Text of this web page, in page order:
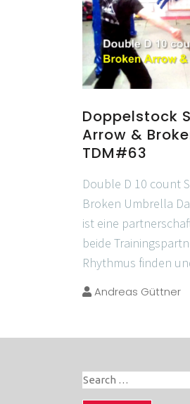
Doppelstock
Arrow &
TDM#63
Double D 10 count
Broken Umbrella
ist eine
beide
Rhythmus finden
Andreas Güttner